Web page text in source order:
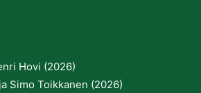
Hovi (2026)
Simo Toikkanen (2026)